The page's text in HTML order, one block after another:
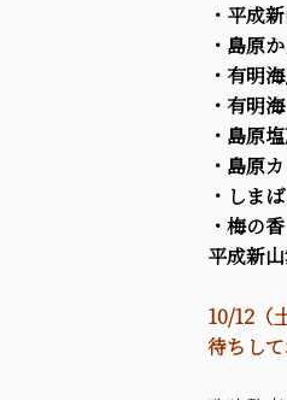
・平成
・島原
・有明
・有明
・島原
・島原
・しま
・梅の
平成新
10/12（
待ちし